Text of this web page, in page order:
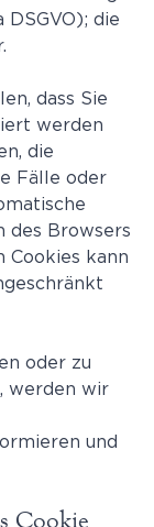
die
dass Sie
werden
die
Fälle oder
des Browsers
Cookies kann
oder zu
werden wir
und
Cookie